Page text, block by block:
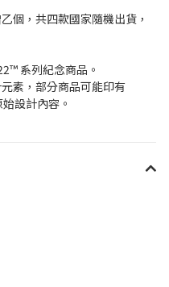
個，共四款國家隨機出貨，
系列紀念商品。
素，部分商品可能印有
設計內容。